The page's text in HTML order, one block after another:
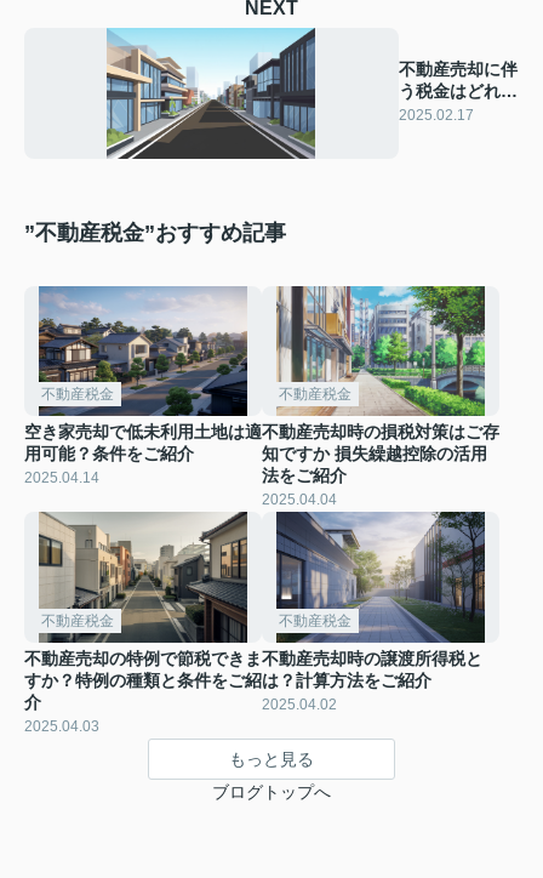
NEXT
不動産売却に伴
う税金はどれだ
け？課税対象を
2025.02.17
”不動産税金”おすすめ記事
不動産税金
空き家売却で低未利用土地は適
用可能？条件をご紹介
2025.04.14
不動産税金
不動産売却時の損税対策はご存
知ですか 損失繰越控除の活用
法をご紹介
2025.04.04
不動産税金
不動産売却の特例で節税できま
すか？特例の種類と条件をご紹
介
2025.04.03
不動産税金
不動産売却時の譲渡所得税と
は？計算方法をご紹介
2025.04.02
もっと見る
ブログトップへ